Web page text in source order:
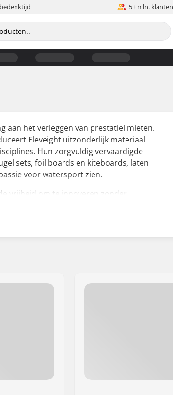
5+ mln. klanten
aan het verleggen van prestatielimieten.
Eleveight uitzonderlijk materiaal
Hun zorgvuldig vervaardigde
sets, foil boards en kiteboards, laten
voor watersport zien.
vrijheid om te innoveren zonder
geëvenaard door een ware passie
watersportliefhebbers over de hele